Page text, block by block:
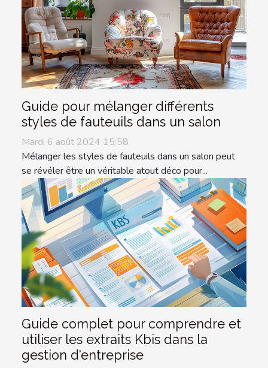
Guide pour mélanger différents
styles de fauteuils dans un salon
Mardi 6 août 2024 15:58
Mélanger les styles de fauteuils dans un salon peut
se révéler être un véritable atout déco pour...
Guide complet pour comprendre et
utiliser les extraits Kbis dans la
gestion d'entreprise